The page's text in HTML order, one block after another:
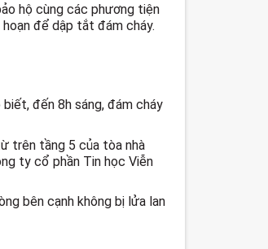
hộ cùng các phương tiện
để dập tắt đám cháy.
biết, đến 8h sáng, đám cháy
trên tầng 5 của tòa nhà
ty cổ phần Tin học Viễn
bên cạnh không bị lửa lan